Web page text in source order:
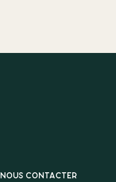
NOUS CONTACTER